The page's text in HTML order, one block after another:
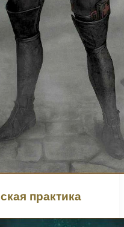
практика